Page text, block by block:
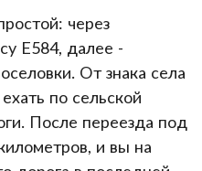
через
Е584, далее -
От знака села
по сельской
После переезда под
и вы на